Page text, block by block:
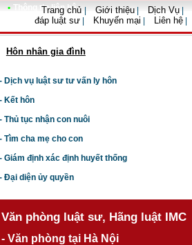
• Thông tin liên hệ
Trang chủ Giới thiệu Dịch Vụ
đáp luật sư
Khuyến mại Liên hệ
Hôn nhân gia đình
Dịch vụ luật sư tư vấn ly hôn
Kết hôn
Thủ tục nhận con nuôi
Tìm cha mẹ cho con
Giám định xác định huyết thống
Đại diện ủy quyền
Văn phòng luật sư, Hãng luật IMC
- Văn phòng tại Hà Nội